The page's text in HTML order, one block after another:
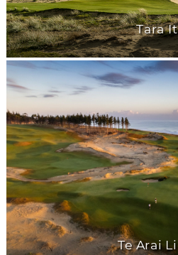
Tara
Te Arai